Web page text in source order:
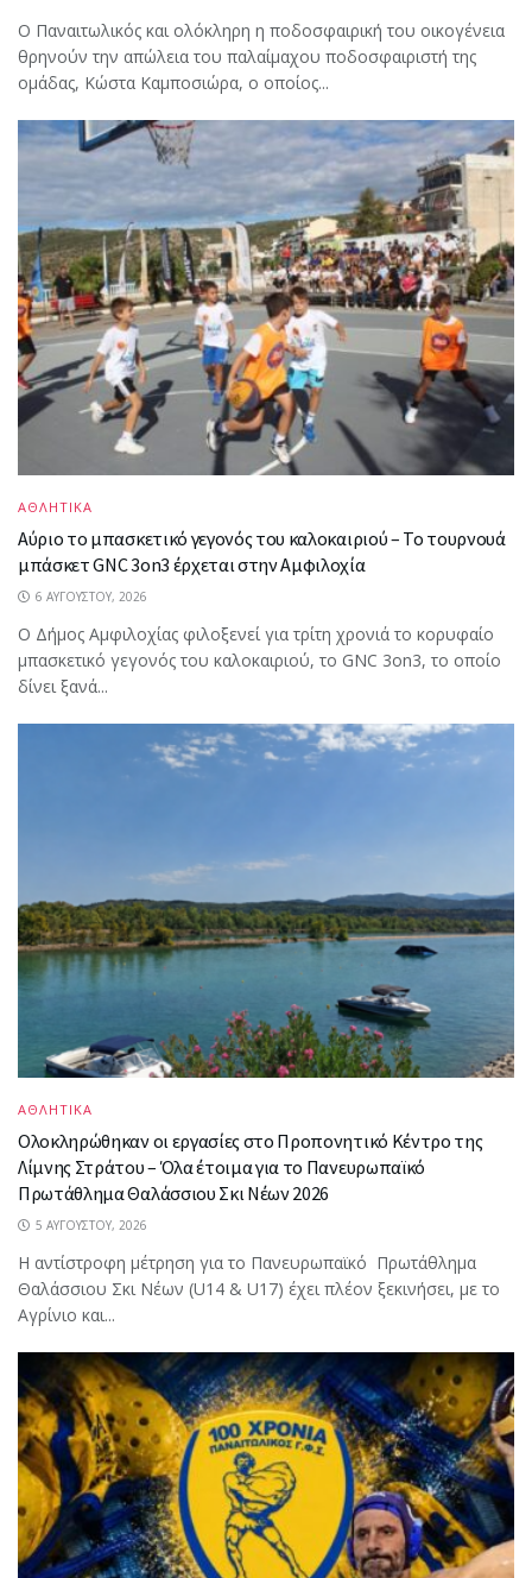
Ο Παναιτωλικός και ολόκληρη η ποδοσφαιρική του οικογένεια
θρηνούν την απώλεια του παλαίμαχου ποδοσφαιριστή της
ομάδας, Κώστα Καμποσιώρα, ο οποίος...
ΑΘΛΗΤΙΚΑ
Αύριο το μπασκετικό γεγονός του καλοκαιριού – Το τουρνουά
μπάσκετ GNC 3on3 έρχεται στην Αμφιλοχία
6 ΑΥΓΟΎΣΤΟΥ, 2026
Ο Δήμος Αμφιλοχίας φιλοξενεί για τρίτη χρονιά το κορυφαίο
μπασκετικό γεγονός του καλοκαιριού, το GNC 3on3, το οποίο
δίνει ξανά...
ΑΘΛΗΤΙΚΑ
Ολοκληρώθηκαν οι εργασίες στο Προπονητικό Κέντρο της
Λίμνης Στράτου – Όλα έτοιμα για το Πανευρωπαϊκό
Πρωτάθλημα Θαλάσσιου Σκι Νέων 2026
5 ΑΥΓΟΎΣΤΟΥ, 2026
Η αντίστροφη μέτρηση για το Πανευρωπαϊκό Πρωτάθλημα
Θαλάσσιου Σκι Νέων (U14 & U17) έχει πλέον ξεκινήσει, με το
Αγρίνιο και...